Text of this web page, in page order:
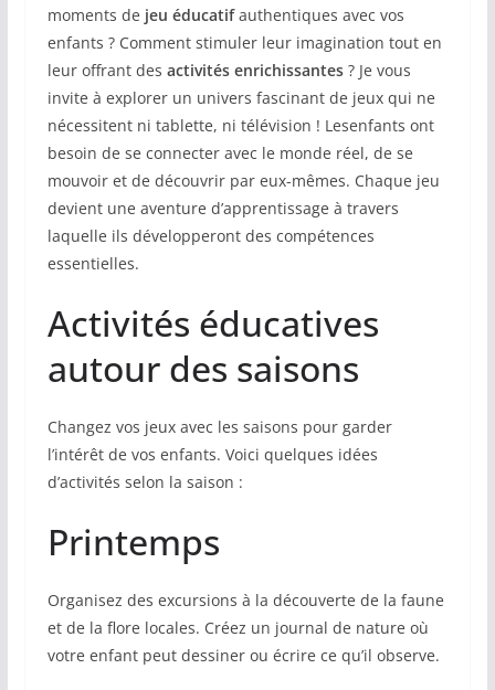
moments de jeu éducatifauthentiques avec vos
enfants ? Comment stimuler leur imagination tout en
leur offrant des activités enrichissantes? Je vous
invite à explorer un univers fascinant de jeux qui ne
nécessitent ni tablette, ni télévision ! Lesenfants ont
besoin de se connecter avec le monde réel, de se
mouvoir et de découvrir par eux-mêmes. Chaque jeu
devient une aventure d’apprentissage à travers
laquelle ils développeront des compétences
essentielles.
Activités éducatives
autour des saisons
Changez vos jeux avec les saisons pour garder
l’intérêt de vos enfants. Voici quelques idées
d’activités selon la saison :
Printemps
Organisez des excursions à la découverte de la faune
et de la flore locales. Créez un journal de nature où
votre enfant peut dessiner ou écrire ce qu’il observe.